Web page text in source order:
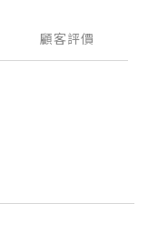
顧客評價